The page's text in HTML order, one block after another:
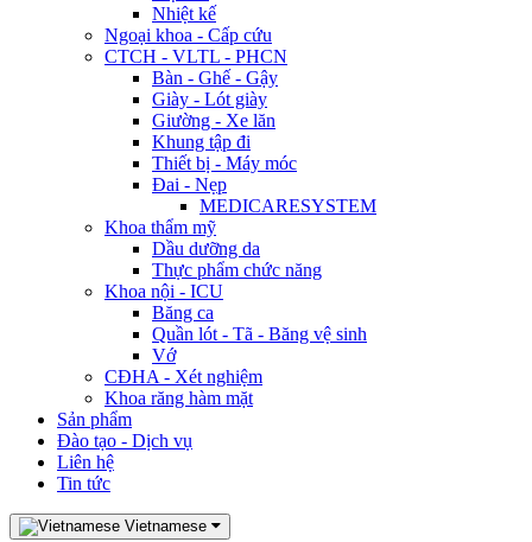
Nhiệt kế
Ngoại khoa - Cấp cứu
CTCH - VLTL - PHCN
Bàn - Ghế - Gậy
Giày - Lót giày
Giường - Xe lăn
Khung tập đi
Thiết bị - Máy móc
Đai - Nẹp
MEDICARESYSTEM
Khoa thẩm mỹ
Dầu dưỡng da
Thực phẩm chức năng
Khoa nội - ICU
Băng ca
Quần lót - Tã - Băng vệ sinh
Vớ
CĐHA - Xét nghiệm
Khoa răng hàm mặt
Sản phẩm
Đào tạo - Dịch vụ
Liên hệ
Tin tức
Vietnamese